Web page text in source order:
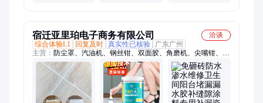
宿迁亚里珀电子商务有限公司
洽谈
综合体验L1
回复及时 真实性已核验
广东广州
主营： 防尘罩、汽油机、钢丝钳、双面胶、角磨机、尖嘴钳、喷
雾器、雾化器、电工钳、断线钳、切割机、老虎钳、led充电、取
出器、水泵钳、手电筒、diy钳子、泡脚袋、测距轮、电瓶车、
毛鞋垫、应急灯、照明灯、棉鞋垫、泡脚桶